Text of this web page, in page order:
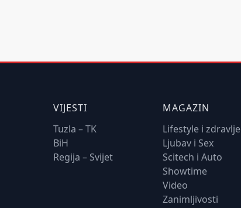
VIJESTI
Tuzla – TK
BiH
Regija – Svijet
MAGAZIN
Lifestyle i zdravlje
Ljubav i Sex
Scitech i Auto
Showtime
Video
Zanimljivosti